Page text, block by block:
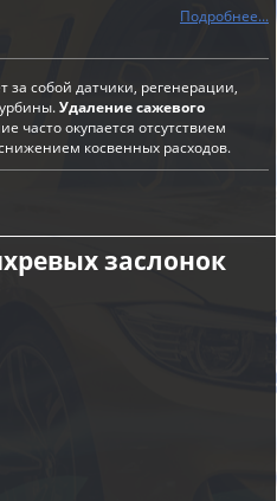
Подробнее...
собой датчики, регенерации,
Удаление сажевого
часто окупается отсутствием
косвенных расходов.
заслонок